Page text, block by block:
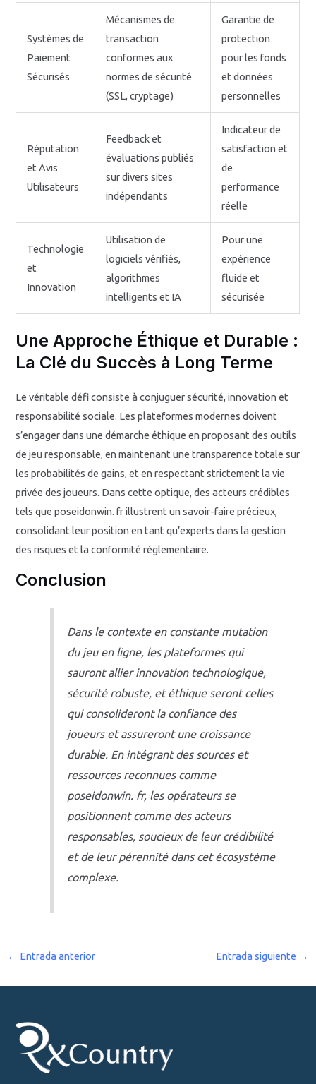
Systèmes de
Paiement
Sécurisés
Mécanismes de
transaction
conformes aux
normes de sécurité
(SSL, cryptage)
Garantie de
protection
pour les fonds
et données
personnelles
Réputation
et Avis
Utilisateurs
Feedback et
évaluations publiés
sur divers sites
indépendants
Indicateur de
satisfaction et
de
performance
réelle
Technologie
et
Innovation
Utilisation de
logiciels vérifiés,
algorithmes
intelligents et IA
Pour une
expérience
fluide et
sécurisée
Une Approche Éthique et Durable :
La Clé du Succès à Long Terme
Le véritable défi consiste à conjuguer sécurité, innovation et
responsabilité sociale. Les plateformes modernes doivent
s’engager dans une démarche éthique en proposant des outils
de jeu responsable, en maintenant une transparence totale sur
les probabilités de gains, et en respectant strictement la vie
privée des joueurs. Dans cette optique, des acteurs crédibles
tels que poseidonwin. fr illustrent un savoir-faire précieux,
consolidant leur position en tant qu’experts dans la gestion
des risques et la conformité réglementaire.
Conclusion
Dans le contexte en constante mutation
du jeu en ligne, les plateformes qui
sauront allier innovation technologique,
sécurité robuste, et éthique seront celles
qui consolideront la confiance des
joueurs et assureront une croissance
durable. En intégrant des sources et
ressources reconnues comme
poseidonwin. fr, les opérateurs se
positionnent comme des acteurs
responsables, soucieux de leur crédibilité
et de leur pérennité dans cet écosystème
complexe.
← Entrada anterior Entrada siguiente →